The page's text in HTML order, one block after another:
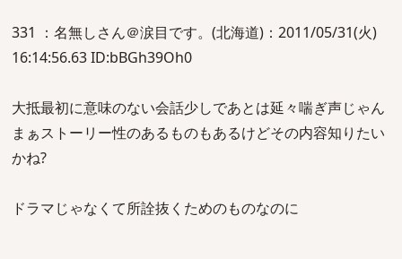
331 ：名無しさん＠涙目です。(北海道)：2011/05/31(火)
16:14:56.63 ID:bBGh39Oh0
大抵最初に意味のない会話少しであとは延々喘ぎ声じゃん
まぁストーリー性のあるものもあるけどその内容知りたい
かね?
ドラマじゃなくて所詮抜くためのものなのに